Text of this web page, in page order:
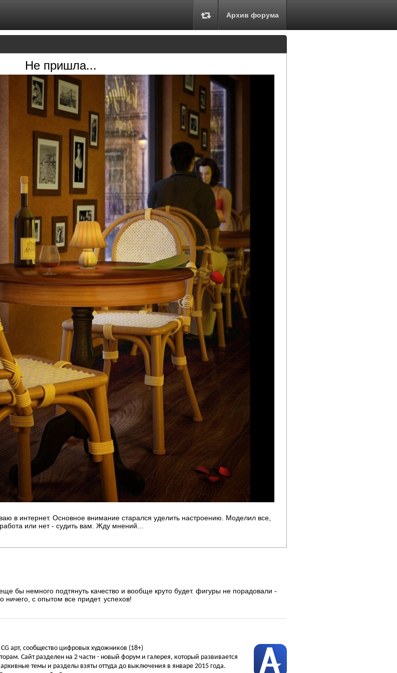
Архив форума
Не пришла...
в интернет. Основное внимание старался уделить настроению. Моделил все,
или нет - судить вам. Жду мнений...
бы немного подтянуть качество и вообще круто будет. фигуры не порадовали -
ничего, с опытом все придет. успехов!
арт, сообщество цифровых художников (18+)
Сайт разделен на 2 части - новый форум и галерея, который развивается
темы и разделы взяты оттуда до выключения в январе 2015 года.